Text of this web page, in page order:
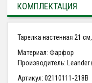
КОМПЛЕКТАЦИЯ
Тарелка настенная 21
Материал: Фарфор
Производитель: Leander
Артикул: 02110111-218B